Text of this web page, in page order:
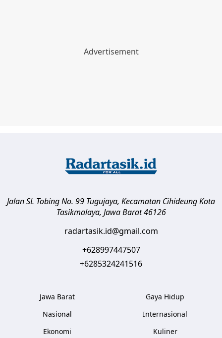
Jalan SL Tobing No. 99 Tugujaya, Kecamatan CihideungKota
Tasikmalaya, Jawa Barat 46126
radartasik.id@gmail.com
+628997447507
+6285324241516
Jawa Barat
Nasional
Ekonomi
Gaya Hidup
Internasional
Kuliner